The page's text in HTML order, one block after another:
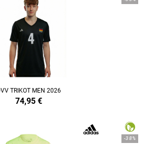
TRIKOT MEN 2026
74,95 €
-38%